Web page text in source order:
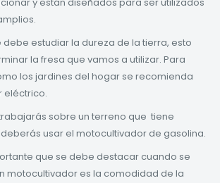
debe estudiar la dureza de la tierra, esto
la fresa que vamos a utilizar. Para
los jardines del hogar se recomienda
eléctrico.
sobre un terreno que tiene
usar el motocultivador de gasolina.
que se debe destacar cuando se
motocultivador es la comodidad de la